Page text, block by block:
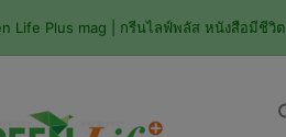
Life Plus mag | กรีนไลฟ์พลัส หนังสือมีชีวิต